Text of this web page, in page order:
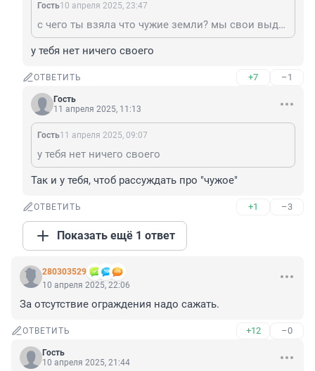
Гость10 апреля 2025, 23:47
с чего ты взяла что чужие земли? мы свои выдираем из токсичных лап нахалов. нам чужих не надо. живите в своём загоне и не зарьтесь на чужое.
у тебя нет ничего своего
ОТВЕТИТЬ +7 –1
Гость
11 апреля 2025, 11:13
Гость11 апреля 2025, 09:07
у тебя нет ничего своего
Так и у тебя, чтоб рассуждать про "чужое"
ОТВЕТИТЬ +1 –3
Показать ещё 1 ответ
280303529
10 апреля 2025, 22:06
За отсутствие ограждения надо сажать.
ОТВЕТИТЬ +12 –0
Гость
10 апреля 2025, 21:44